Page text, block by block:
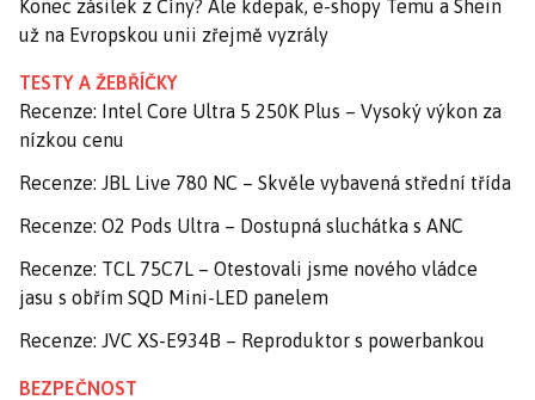
Konec zásilek z Číny? Ale kdepak, e-shopy Temu a Shein
už na Evropskou unii zřejmě vyzrály
TESTY A ŽEBŘÍČKY
Recenze: Intel Core Ultra 5 250K Plus – Vysoký výkon za
nízkou cenu
Recenze: JBL Live 780 NC – Skvěle vybavená střední třída
Recenze: O2 Pods Ultra – Dostupná sluchátka s ANC
Recenze: TCL 75C7L – Otestovali jsme nového vládce
jasu s obřím SQD Mini-LED panelem
Recenze: JVC XS-E934B – Reproduktor s powerbankou
BEZPEČNOST